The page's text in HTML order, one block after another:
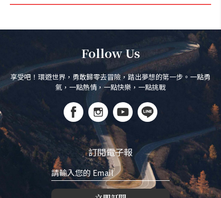
Follow Us
享受吧！環遊世界，勇敢歸零去冒險，踏出夢想的第一步。一點勇
氣，一點熱情，一點快樂，一點挑戰
訂閱電子報